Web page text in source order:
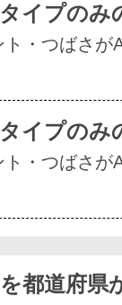
イプの
ト・つばさ
イプの
ト・つばさ
都道府県